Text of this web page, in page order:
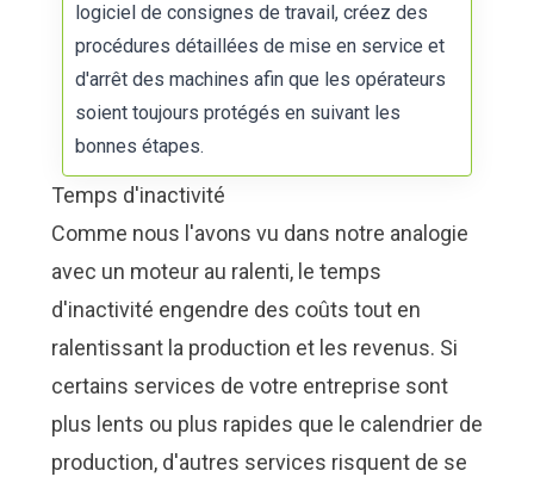
logiciel de consignes de travail, créez des
procédures détaillées de mise en service et
d'arrêt des machines afin que les opérateurs
soient toujours protégés en suivant les
bonnes étapes.
Temps d'inactivité
Comme nous l'avons vu dans notre analogie
avec un moteur au ralenti, le temps
d'inactivité engendre des coûts tout en
ralentissant la production et les revenus. Si
certains services de votre entreprise sont
plus lents ou plus rapides que le calendrier de
production, d'autres services risquent de se